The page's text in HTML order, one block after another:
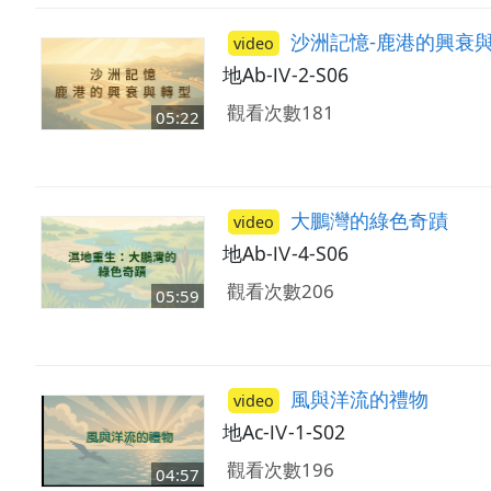
05:22
video 沙洲記憶-鹿港的興衰
地Ab-Ⅳ-2-S06
觀看次數181
05:59
video 大鵬灣的綠色奇蹟
地Ab-Ⅳ-4-S06
觀看次數206
04:57
video 風與洋流的禮物
地Ac-Ⅳ-1-S02
觀看次數196